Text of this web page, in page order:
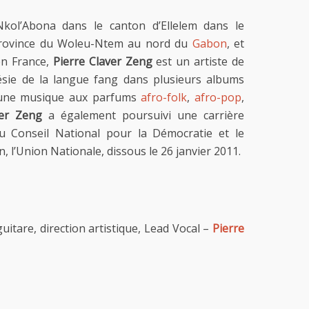
dans le canton d’Ellelem dans le
du Woleu-Ntem au nord du Gabon, et
France, Pierre Claver Zengest un artiste de
de la langue fang dans plusieurs albums
musique aux parfumsafro-folk,afro-pop,
Zeng a également poursuivi une carrière
Conseil National pour la Démocratie et le
l’Union Nationale, dissous le 26 janvier 2011.
direction artistique, Lead Vocal – Pierre